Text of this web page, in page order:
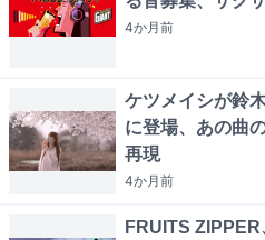
4か月前
ケツメイシが鈴
に登場、あの曲
再現
4か月前
FRUITS